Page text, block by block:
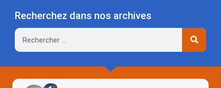
Recherchez dans nos archives
Rechercher